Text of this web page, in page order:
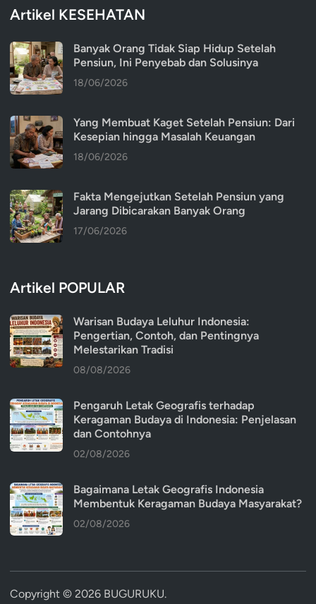
Artikel KESEHATAN
Banyak Orang Tidak Siap Hidup Setelah
Pensiun, Ini Penyebab dan Solusinya
18/06/2026
Yang Membuat Kaget Setelah Pensiun: Dari
Kesepian hingga Masalah Keuangan
18/06/2026
Fakta Mengejutkan Setelah Pensiun yang
Jarang Dibicarakan Banyak Orang
17/06/2026
Artikel POPULAR
Warisan Budaya Leluhur Indonesia:
Pengertian, Contoh, dan Pentingnya
Melestarikan Tradisi
08/08/2026
Pengaruh Letak Geografis terhadap
Keragaman Budaya di Indonesia: Penjelasan
dan Contohnya
02/08/2026
Bagaimana Letak Geografis Indonesia
Membentuk Keragaman Budaya Masyarakat?
02/08/2026
Copyright © 2026 BUGURUKU.